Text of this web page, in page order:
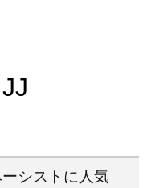
シストに人気